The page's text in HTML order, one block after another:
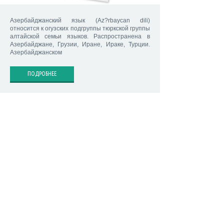
Азербайджанский язык (Az?rbaycan dili)
относится к огузских подгруппы тюркской группы
алтайской семьи языков. Распространена в
Азербайджане, Грузии, Иране, Ираке, Турции.
Азербайджанском
ПОДРОБНЕЕ